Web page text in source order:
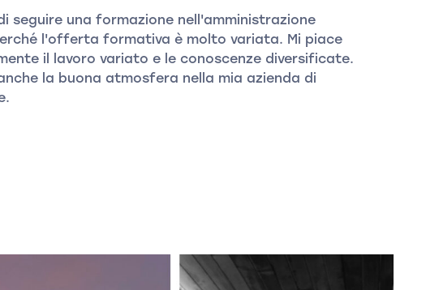
seguire una formazione nell'amministrazione
l'offerta formativa è molto variata. Mi piace
il lavoro variato e le conoscenze diversificate.
la buona atmosfera nella mia azienda di